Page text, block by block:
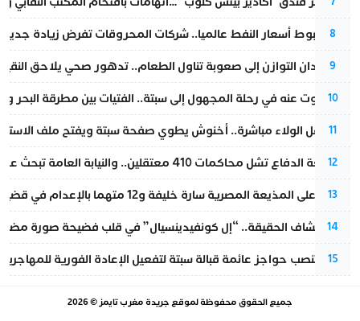
8
رغم هبوط أسعار النفط عالميا.. شركات المحروقات تفرض زيادة
9
من فقدان التوازن إلى صعوبة تناول الطعام.. تدهور صحي يلاحق النقيب
10
المسكوت عنه في رحلة المجهول إلى سبتة.. الفتيات بين مطرقة البحر
11
بعد حفل الولاء مباشرة.. أخنوش يطوي صفحة سبتة ويفتح ملف
12
مقاطعة الدفاع تشل محاكمات 410 معتقلين.. والنيابة العامة تبحث عن حل قانوني
13
الحكم على المذيعة المصرية سارة خليفة و12 متهما بالإعدام في قضية هزت بلاد الفراعنة
14
بعد انكشاف الحقيقة.. “إل كونفيدينسيال” في قلب فضيحة صورة
15
إسبانيا تنصب حواجز عائمة قبالة سبتة لتفعيل الإعادة الفورية للمهاجرين
جميع الحقوق محفوظة لموقع جريدة مغرب تايمز © 2026